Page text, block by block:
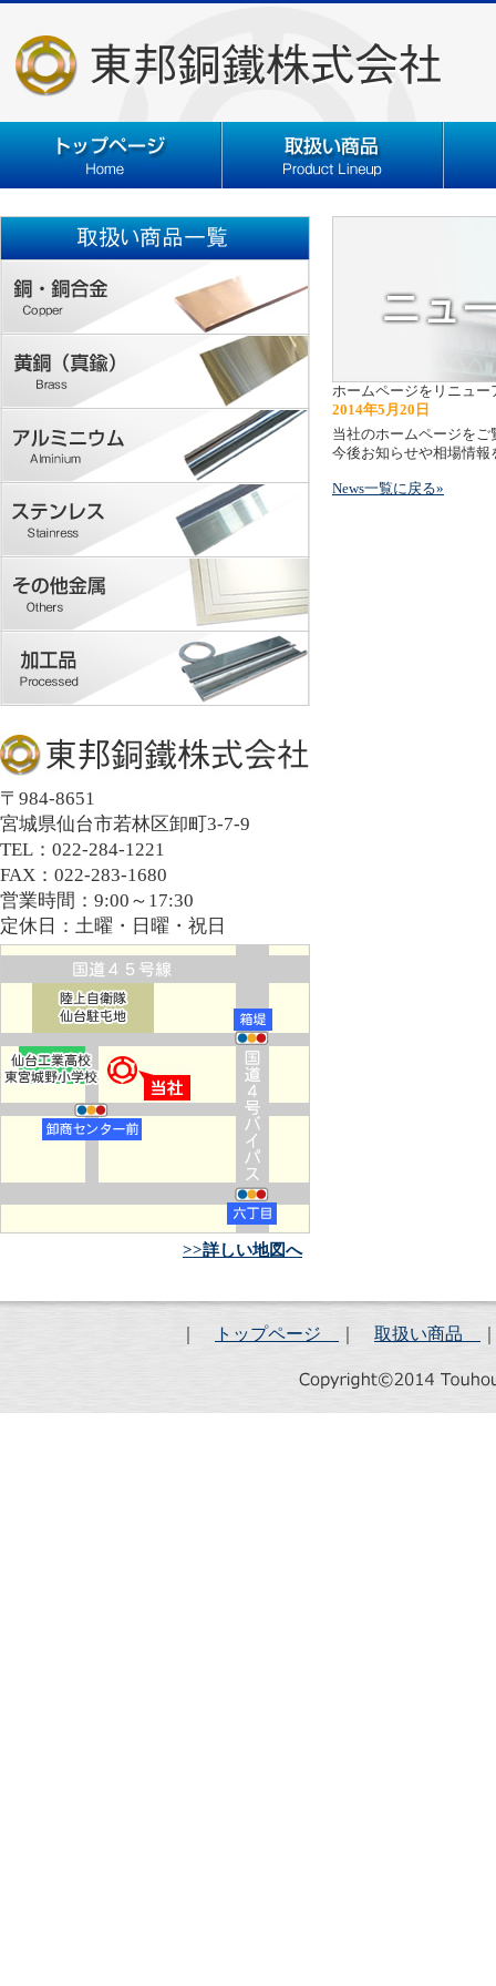
〒984-8651
宮城県仙台市若林区卸町3-7-9
TEL：022-284-1221
FAX：022-283-1680
営業時間：9:00～17:30
定休日：土曜・日曜・祝日
>>詳しい地図へ
ホームページをリニュー
2014年5月20日
当社のホームページを
今後お知らせや相場情
News一覧に戻る»
トップページ 取扱い商品